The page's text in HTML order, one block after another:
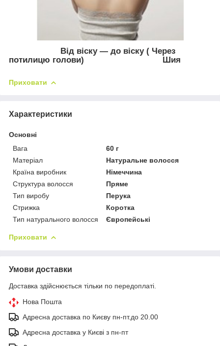
Від віску — до віску ( Через
потилицю голови)
Шия
Приховати
Характеристики
Основні
Вага
60 г
Матеріал
Натуральне волосся
Країна виробник
Німеччина
Структура волосся
Пряме
Тип виробу
Перука
Стрижка
Коротка
Тип натурального волосся
Європейські
Приховати
Умови доставки
Доставка здійснюється тільки по передоплаті.
Нова Пошта
Адресна доставка по Києву пн-пт.до 20.00
Адресна доставка у Києві з пн-пт